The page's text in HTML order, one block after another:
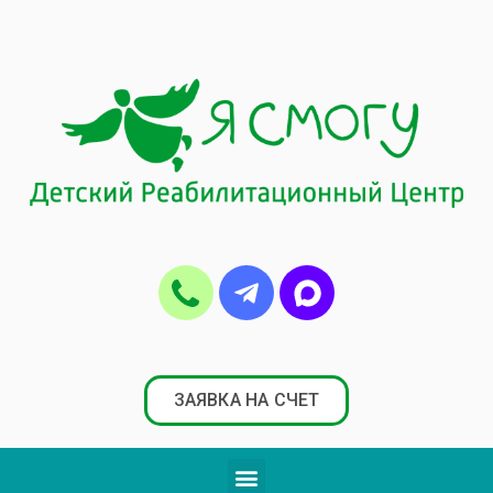
ЗАЯВКА НА СЧЕТ